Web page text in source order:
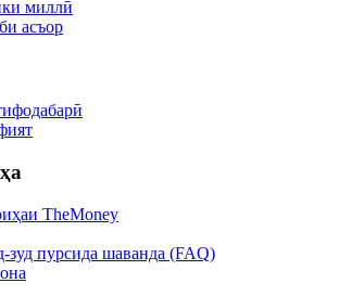
миллӣ
асъор
TheMoney
зуд пурсида шаванда (FAQ)